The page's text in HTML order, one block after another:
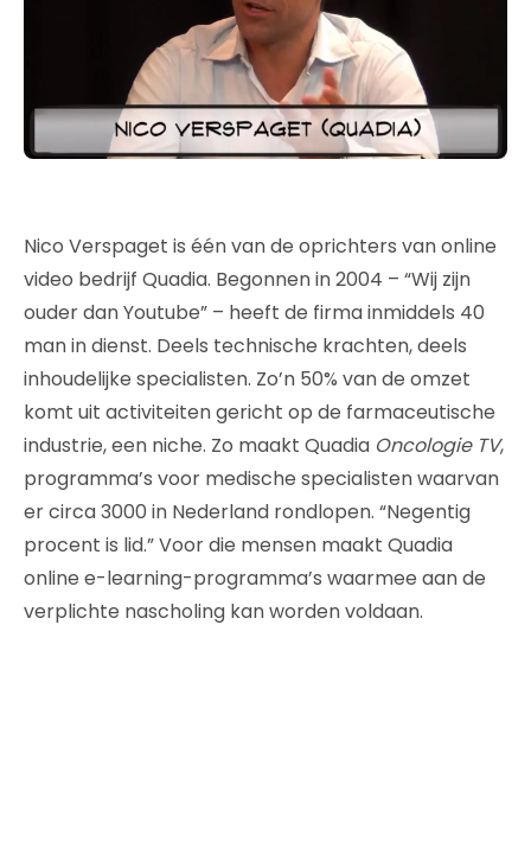
Nico Verspaget is één van de oprichters van online
video bedrijf Quadia. Begonnen in 2004 – “Wij zijn
ouder dan Youtube” – heeft de firma inmiddels 40
man in dienst. Deels technische krachten, deels
inhoudelijke specialisten. Zo’n 50% van de omzet
komt uit activiteiten gericht op de farmaceutische
industrie, een niche. Zo maakt Quadia Oncologie TV,
programma’s voor medische specialisten waarvan
er circa 3000 in Nederland rondlopen. “Negentig
procent is lid.” Voor die mensen maakt Quadia
online e-learning-programma’s waarmee aan de
verplichte nascholing kan worden voldaan.